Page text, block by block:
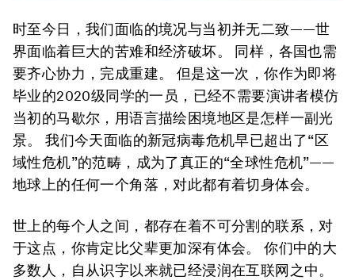
时至今日，我们面临的境况与当初并无二致——世
界面临着巨大的苦难和经济破坏。 同样，各国也需
要齐心协力，完成重建。 但是这一次，你作为即将
毕业的2020级同学的一员，已经不需要演讲者模仿
当初的马歇尔，用语言描绘困境地区是怎样一副光
景。 我们今天面临的新冠病毒危机早已超出了“区
域性危机”的范畴，成为了真正的“全球性危机”——
地球上的任何一个角落，对此都有着切身体会。
世上的每个人之间，都存在着不可分割的联系，对
于这点，你肯定比父辈更加深有体会。 你们中的大
多数人，自从识字以来就已经浸润在互联网之中。